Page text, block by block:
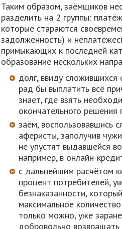
Таким образом, заёмщиков
разделить на 2 группы:
которые стараются
задолженность) и
примыкающих к последней
образование нескольких
долг, ввиду
рад бы выплатить всё
знает, где взять
окончательного решения
заём, воспользовавшись
аферисты, заполучив
не упустят выдавшейся
например, в онлайн-
с дальнейшим расчётом
процент потребителей,
безнаказанности,
максимальное
только можно, уже
добровольно